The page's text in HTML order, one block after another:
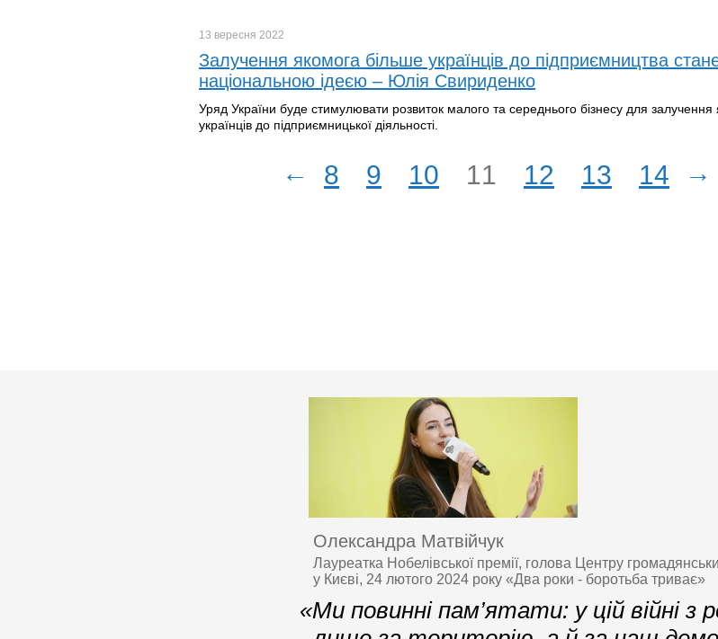
13 вересня 2022
Залучення якомога більше українців до підприємництва
національною ідеєю – Юлія Свириденко
Уряд України буде стимулювати розвиток малого та середнього бізнесу для залучення
українців до підприємницької діяльності.
← 8 9 10 11 12 13 14 →
Олександра Матвійчук
Лауреатка Нобелівської премії, голова Центру
у Києві, 24 лютого 2024 року «Два роки - боротьба триває»
«Ми повинні пам’ятати: у цій війні з